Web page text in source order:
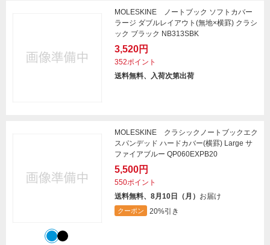
MOLESKINE ノートブック ソフトカバー
ラージ ダブルレイアウト(無地×横罫) クラシ
ック ブラック NB313SBK
3,520円
352ポイント
送料無料、入荷次第出荷
MOLESKINE クラシックノートブックエク
スパンデッド ハードカバー(横罫) Large サ
ファイアブルー QP060EXPB20
5,500円
550ポイント
送料無料、8月10日（月） お届け
クーポン 20%引き